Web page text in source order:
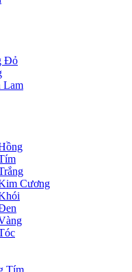
Đỏ
Lam
Cương
Tím